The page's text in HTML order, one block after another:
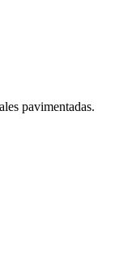
pavimentadas.